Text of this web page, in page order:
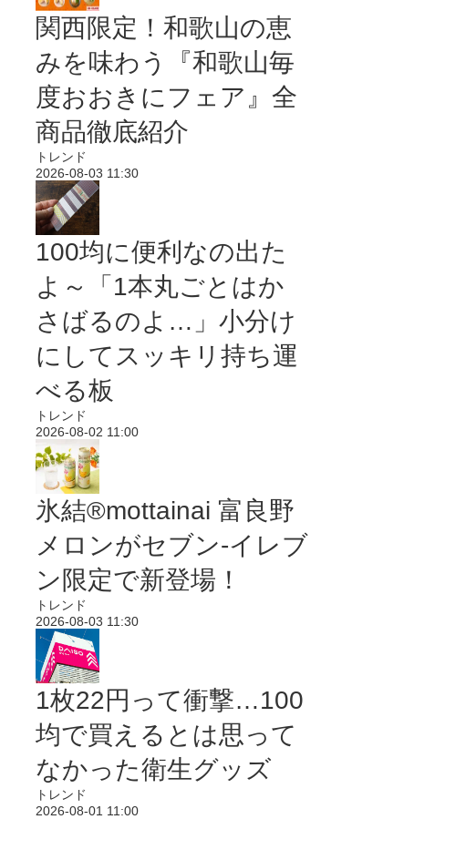
関西限定！和歌山の恵
みを味わう『和歌山毎
度おおきにフェア』全
商品徹底紹介
トレンド
2026-08-03 11:30
100均に便利なの出た
よ～「1本丸ごとはか
さばるのよ…」小分け
にしてスッキリ持ち運
べる板
トレンド
2026-08-02 11:00
氷結®mottainai 富良野
メロンがセブン‐イレブ
ン限定で新登場！
トレンド
2026-08-03 11:30
1枚22円って衝撃…100
均で買えるとは思って
なかった衛生グッズ
トレンド
2026-08-01 11:00